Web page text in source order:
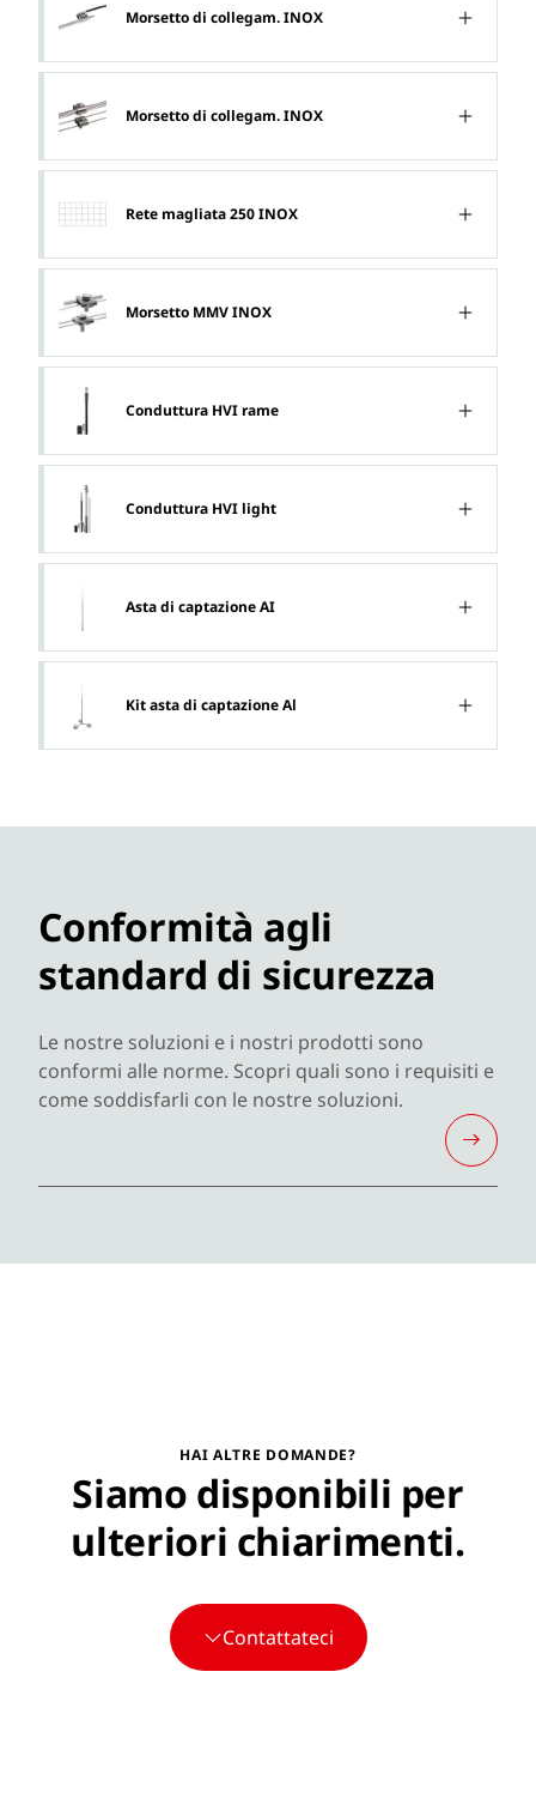
Morsetto di collegam. INOX
Morsetto di collegam. INOX
Rete magliata 250 INOX
Morsetto MMV INOX
Conduttura HVI rame
Conduttura HVI light
Asta di captazione AI
Kit asta di captazione Al
Conformità agli
standard di sicurezza
Le nostre soluzioni e i nostri prodotti sono
conformi alle norme. Scopri quali sono i requisiti e
come soddisfarli con le nostre soluzioni.
HAI ALTRE DOMANDE?
Siamo disponibili per
ulteriori chiarimenti.
Contattateci